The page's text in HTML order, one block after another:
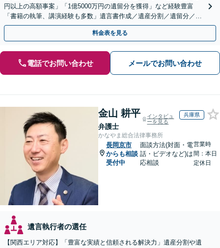
円以上の高額事案」「1億5000万円の遺留分を獲得」など経験豊富
「書籍の執筆、講演経験も多数」遺言書作成／遺産分割／遺留分／相
続放棄など【休日・夜間面談可】【完全個室対応】
料金表を見る
電話でお問い合わせ メールでお問い合わせ
金山 耕平
弁護士
インタビュ
ーを見る
兵庫県
かなやま総合法律事務所
長岡京市
からも相談
受付中
面談方法(対面・電
話・ビデオなど)は
応相談
営業時
間：本日
定休日
遺言執行者の選任
【関西エリア対応】「豊富な実績と信頼される解決力」遺産分割や遺